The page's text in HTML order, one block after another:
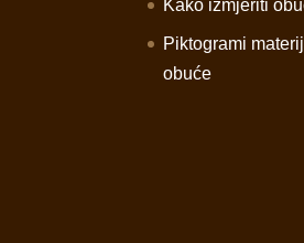
Kako izmjeriti
Piktogrami
obuće